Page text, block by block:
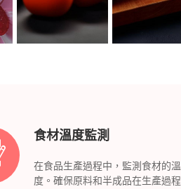
食材溫度監測
在食品生產過程中，監測食材的溫
度。確保原料和半成品在生產過程